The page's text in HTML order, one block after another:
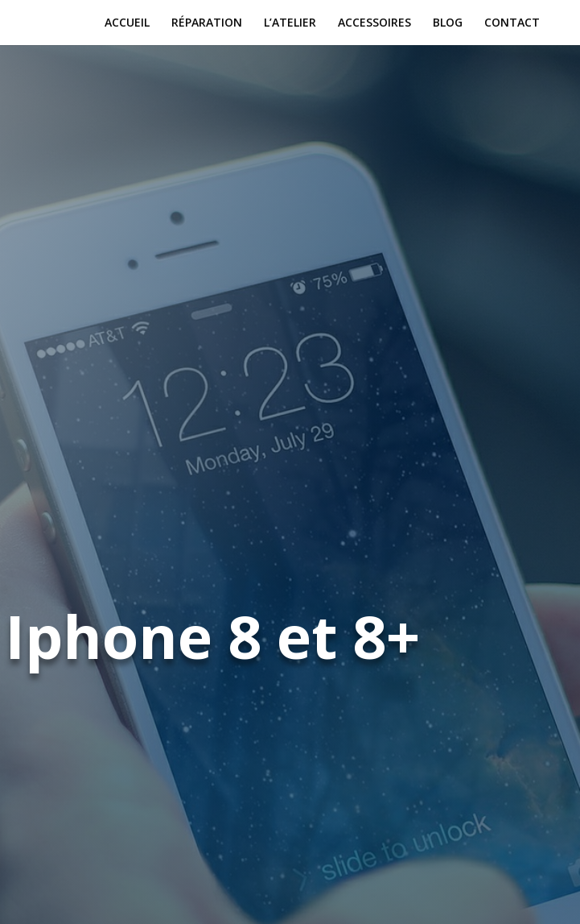
ACCUEIL RÉPARATION L’ATELIER ACCESSOIRES BLOG CONTACT
8 et 8+